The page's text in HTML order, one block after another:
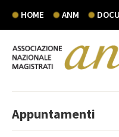
HOME ANM
Appuntamenti